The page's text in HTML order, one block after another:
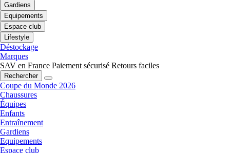
Gardiens
Equipements
Espace club
Lifestyle
Déstockage
Marques
SAV en France Paiement sécurisé Retours faciles
Rechercher
Coupe du Monde 2026
Chaussures
Équipes
Enfants
Entraînement
Gardiens
Equipements
Espace club